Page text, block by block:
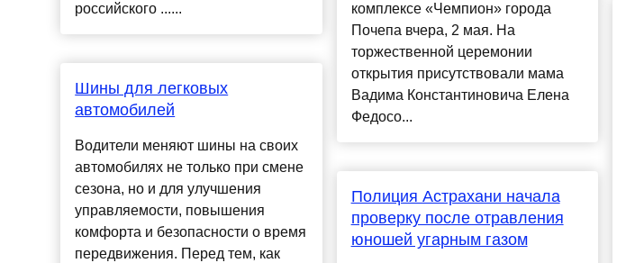
российского ......
Шины для легковых
автомобилей
Водители меняют шины на своих
автомобилях не только при смене
сезона, но и для улучшения
управляемости, повышения
комфорта и безопасности о время
передвижения. Перед тем, как
комплексе «Чемпион» города
Почепа вчера, 2 мая. На
торжественной церемонии
открытия присутствовали мама
Вадима Константиновича Елена
Федосо...
Полиция Астрахани начала
проверку после отравления
юношей угарным газом